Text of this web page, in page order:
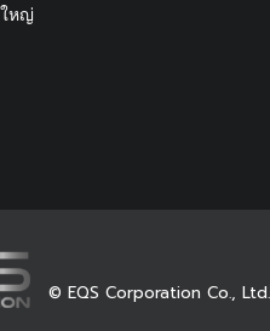
หญ่
© EQS Corporation Co.,